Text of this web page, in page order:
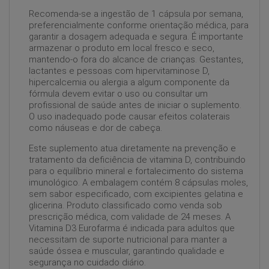
Recomenda-se a ingestão de 1 cápsula por semana,
preferencialmente conforme orientação médica, para
garantir a dosagem adequada e segura. É importante
armazenar o produto em local fresco e seco,
mantendo-o fora do alcance de crianças. Gestantes,
lactantes e pessoas com hipervitaminose D,
hipercalcemia ou alergia a algum componente da
fórmula devem evitar o uso ou consultar um
profissional de saúde antes de iniciar o suplemento.
O uso inadequado pode causar efeitos colaterais
como náuseas e dor de cabeça.
Este suplemento atua diretamente na prevenção e
tratamento da deficiência de vitamina D, contribuindo
para o equilíbrio mineral e fortalecimento do sistema
imunológico. A embalagem contém 8 cápsulas moles,
sem sabor especificado, com excipientes gelatina e
glicerina. Produto classificado como venda sob
prescrição médica, com validade de 24 meses. A
Vitamina D3 Eurofarma é indicada para adultos que
necessitam de suporte nutricional para manter a
saúde óssea e muscular, garantindo qualidade e
segurança no cuidado diário.